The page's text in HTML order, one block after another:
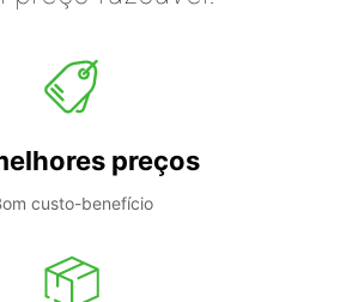
preços
custo-benefício